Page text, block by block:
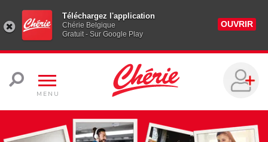
Téléchargez l'application
Chérie Belgique
Gratuit - Sur Google Play
OUVRIR
MENU
Chérir la vie en musique